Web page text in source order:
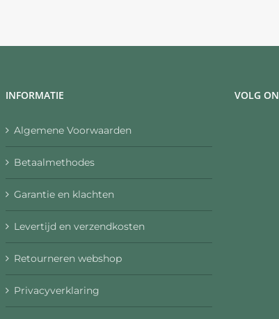
INFORMATIE
Algemene Voorwaarden
Betaalmethodes
Garantie en klachten
Levertijd en verzendkosten
Retourneren webshop
Privacyverklaring
VOLG